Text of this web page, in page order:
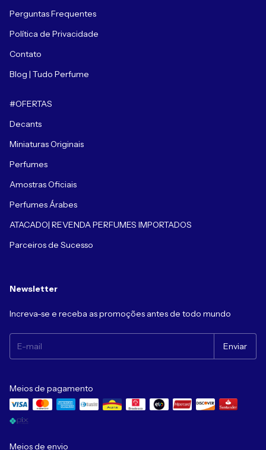
Perguntas Frequentes
Política de Privacidade
Contato
Blog | Tudo Perfume
#OFERTAS
Decants
Miniaturas Originais
Perfumes
Amostras Oficiais
Perfumes Árabes
ATACADO| REVENDA PERFUMES IMPORTADOS
Parceiros de Sucesso
Newsletter
Increva-se e receba as promoções antes de todo mundo
Meios de pagamento
Meios de envio